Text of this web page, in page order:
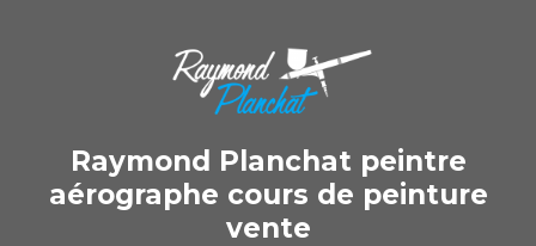
Raymond Planchat peintre
aérographe cours de peinture
vente